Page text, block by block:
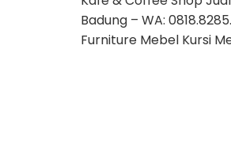
Badung – WA:
Furniture Mebel Kursi